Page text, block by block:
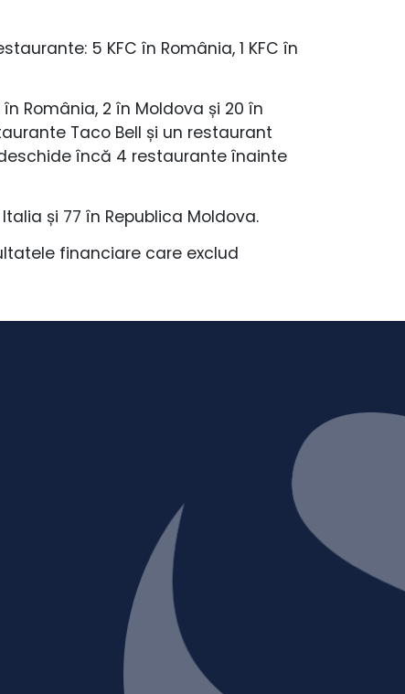
5 KFC în România, 1 KFC în
România, 2 în Moldova și 20 în
Taco Bell și un restaurant
încă 4 restaurante înainte
și 77 în Republica Moldova.
financiare care exclud